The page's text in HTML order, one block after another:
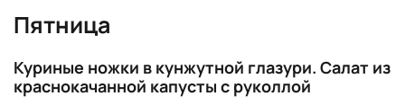
Пятница
Куриные ножки в кунжутной глазури. Салат из
краснокачанной капусты с руколлой